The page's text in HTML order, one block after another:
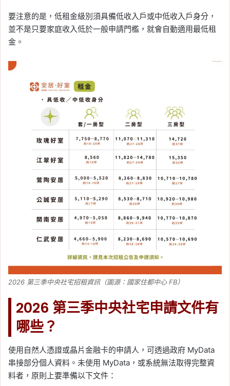
要注意的是，低租金級別須具備低收入戶或中低收入戶身分，
並不是只要家庭收入低於一般申請門檻，就會自動適用最低租
金。
2026 第三季中央社宅招租資訊（圖源：國家住都中心 FB）
2026 第三季中央社宅申請文件有
哪些？
使用自然人憑證或晶片金融卡的申請人，可透過政府 MyData
串接部分個人資料。未使用 MyData，或系統無法取得完整資
料者，原則上要準備以下文件：